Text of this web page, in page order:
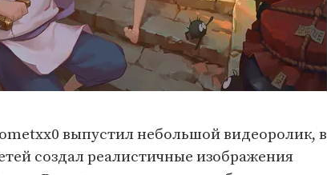
выпустил небольшой видеоролик, в
создал реалистичные изображения